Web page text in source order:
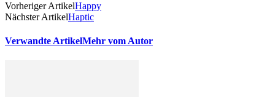
Vorheriger ArtikelHappy
Nächster ArtikelHaptic
Verwandte ArtikelMehr vom Autor